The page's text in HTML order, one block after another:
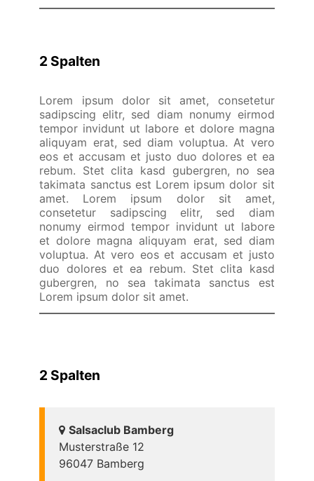
2 Spalten
Lorem ipsum dolor sit amet, consetetur
sadipscing elitr, sed diam nonumy eirmod
tempor invidunt ut labore et dolore magna
aliquyam erat, sed diam voluptua. At vero
eos et accusam et justo duo dolores et ea
rebum. Stet clita kasd gubergren, no sea
takimata sanctus est Lorem ipsum dolor sit
amet. Lorem ipsum dolor sit amet,
consetetur sadipscing elitr, sed diam
nonumy eirmod tempor invidunt ut labore
et dolore magna aliquyam erat, sed diam
voluptua. At vero eos et accusam et justo
duo dolores et ea rebum. Stet clita kasd
gubergren, no sea takimata sanctus est
Lorem ipsum dolor sit amet.
2 Spalten
Salsaclub Bamberg
Musterstraße 12
96047 Bamberg